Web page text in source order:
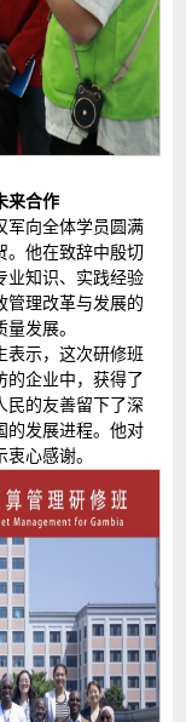
来合作
军向全体学员圆满
。他在致辞中殷切
业知识、实践经验
管理改革与发展的
发展。
表示，这次研修班
的企业中，获得了
民的友善留下了深
的发展进程。他对
心感谢。